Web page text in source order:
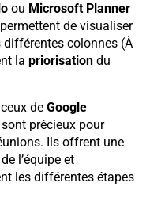
ou Microsoft Planner
de visualiser
différentes colonnes (À
la priorisation du
de Google
sont précieux pour
Ils offrent une
l’équipe et
les différentes étapes